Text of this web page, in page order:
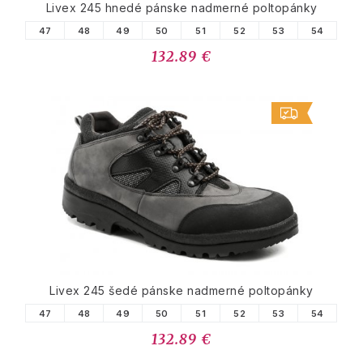
Livex 245 hnedé pánske nadmerné poltopánky
47 48 49 50 51 52 53 54
132.89 €
Livex 245 šedé pánske nadmerné poltopánky
47 48 49 50 51 52 53 54
132.89 €